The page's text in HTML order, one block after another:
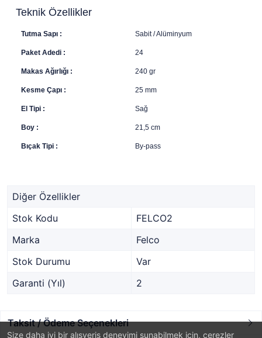
Size daha iyi bir alışveriş deneyimi sunabilmek için, çerezler
Teknik Özellikler
Tutma Sapı : Sabit / Alüminyum
Paket Adedi : 24
Makas Ağırlığı : 240 gr
Kesme Çapı : 25 mm
El Tipi : Sağ
Boy : 21,5 cm
Bıçak Tipi : By-pass
Diğer Özellikler
Stok Kodu
FELCO2
Marka
Felco
Stok Durumu
Var
Garanti (Yıl)
2
Taksit / Ödeme Seçenekleri